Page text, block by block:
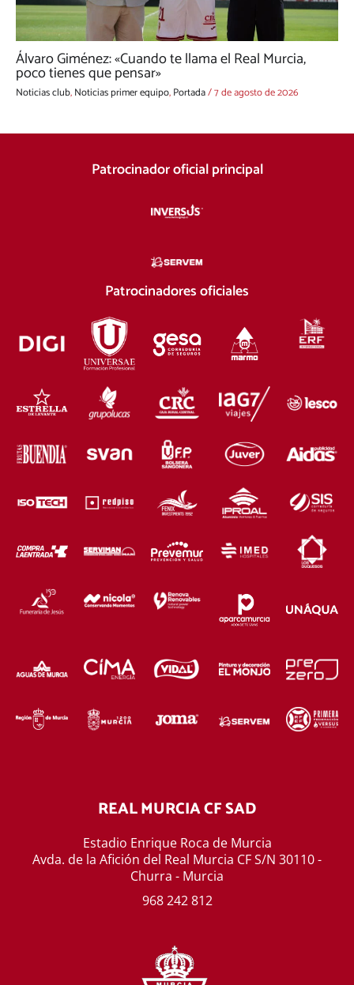
Álvaro Giménez: «Cuando te llama el Real Murcia,
poco tienes que pensar»
Noticias club,Noticias primer equipo,Portada/7 de agosto de 2026
Patrocinador oficial principal
Patrocinadores oficiales
REAL MURCIA CF SAD
Estadio Enrique Roca de Murcia
Avda. de la Afición del Real Murcia CF S/N 30110 -
Churra - Murcia
968 242 812